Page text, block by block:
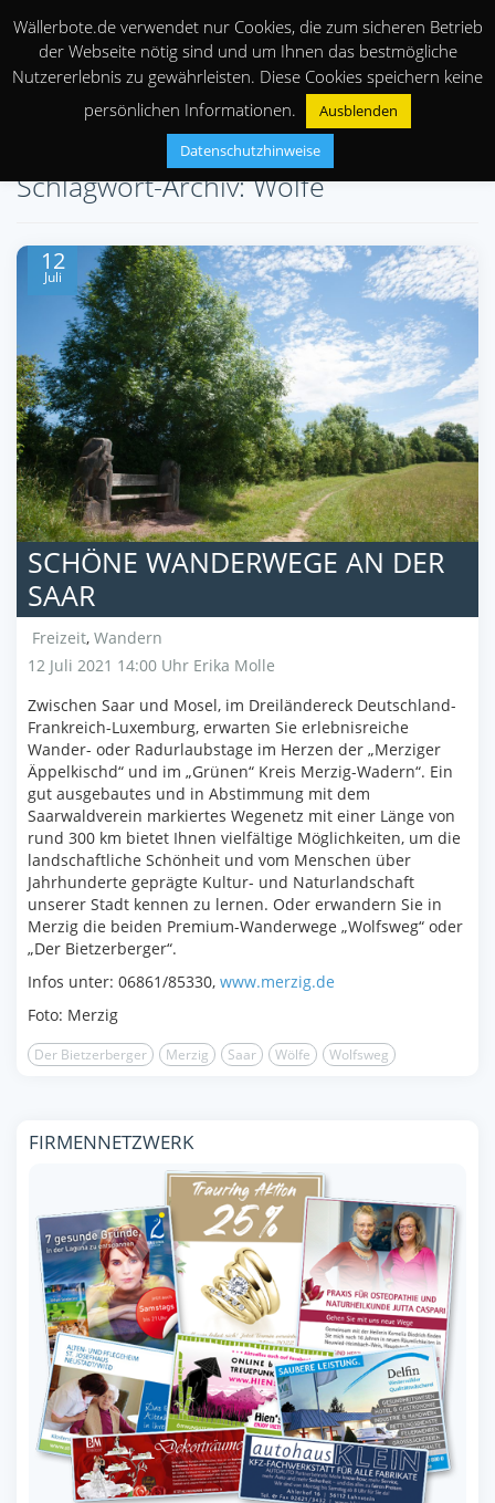
Schlagwort-Archiv: Wölfe
12
Juli
SCHÖNE WANDERWEGE AN DER
SAAR
Freizeit, Wandern
12 Juli 2021 14:00 Uhr Erika Molle
Zwischen Saar und Mosel, im Dreiländereck Deutschland-
Frankreich-Luxemburg, erwarten Sie erlebnisreiche
Wander- oder Radurlaubstage im Herzen der „Merziger
Äppelkischd“ und im „Grünen“ Kreis Merzig-Wadern“. Ein
gut ausgebautes und in Abstimmung mit dem
Saarwaldverein markiertes Wegenetz mit einer Länge von
rund 300 km bietet Ihnen vielfältige Möglichkeiten, um die
landschaftliche Schönheit und vom Menschen über
Jahrhunderte geprägte Kultur- und Naturlandschaft
unserer Stadt kennen zu lernen. Oder erwandern Sie in
Merzig die beiden Premium-Wanderwege „Wolfsweg“ oder
„Der Bietzerberger“.
Infos unter: 06861/85330, www.merzig.de
Foto: Merzig
Der Bietzerberger Merzig Saar Wölfe Wolfsweg
FIRMENNETZWERK
Wällerbote.de verwendet nur Cookies, die zum sicheren Betrieb
der Webseite nötig sind und um Ihnen das bestmögliche
Nutzererlebnis zu gewährleisten. Diese Cookies speichern keine
persönlichen Informationen.
Ausblenden
Datenschutzhinweise